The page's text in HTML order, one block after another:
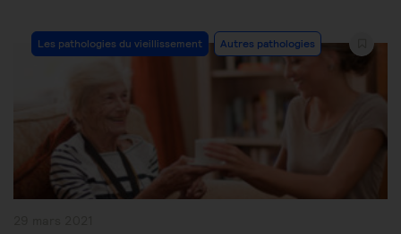
Post
Category:
Les pathologies du vieillissement Autres pathologies